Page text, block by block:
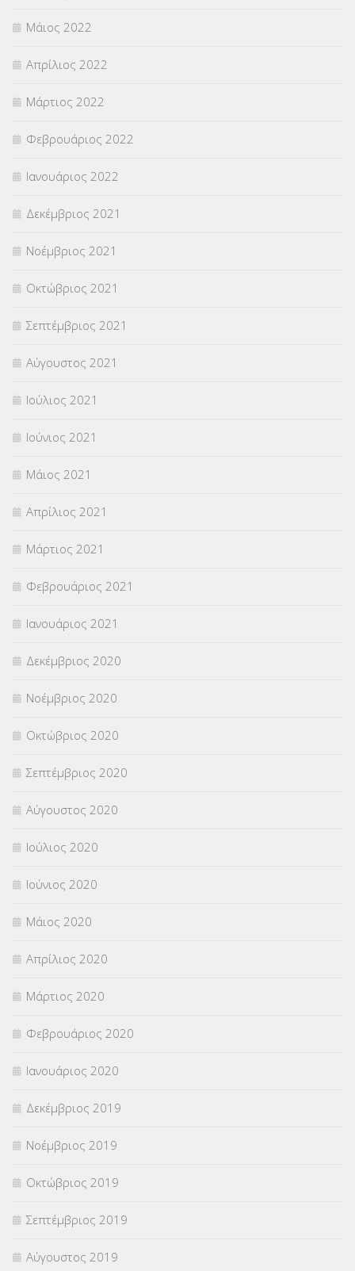
Μάιος 2022
Απρίλιος 2022
Μάρτιος 2022
Φεβρουάριος 2022
Ιανουάριος 2022
Δεκέμβριος 2021
Νοέμβριος 2021
Οκτώβριος 2021
Σεπτέμβριος 2021
Αύγουστος 2021
Ιούλιος 2021
Ιούνιος 2021
Μάιος 2021
Απρίλιος 2021
Μάρτιος 2021
Φεβρουάριος 2021
Ιανουάριος 2021
Δεκέμβριος 2020
Νοέμβριος 2020
Οκτώβριος 2020
Σεπτέμβριος 2020
Αύγουστος 2020
Ιούλιος 2020
Ιούνιος 2020
Μάιος 2020
Απρίλιος 2020
Μάρτιος 2020
Φεβρουάριος 2020
Ιανουάριος 2020
Δεκέμβριος 2019
Νοέμβριος 2019
Οκτώβριος 2019
Σεπτέμβριος 2019
Αύγουστος 2019